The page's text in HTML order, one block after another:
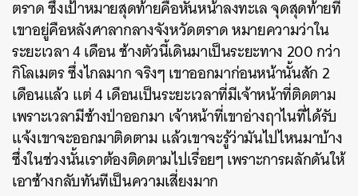
ตราด ซึ่งเป้าหมายสุดท้ายคือหันหน้าลงทะเล จุดสุดท้ายที่
เขาอยู่คือหลังศาลากลางจังหวัดตราด หมายความว่าใน
ระยะเวลา 4 เดือน ช้างตัวนี้เดินมาเป็นระยะทาง 200 กว่า
กิโลเมตร ซึ่งไกลมากจริงๆ เขาออกมาก่อนหน้านั้นสัก 2
เดือนแล้ว แต่ 4 เดือนเป็นระยะเวลาที่มีเจ้าหน้าที่ติดตาม
เพราะเวลามีช้างป่าออกมา เจ้าหน้าที่เขาอ่างฤาไนที่ได้รับ
แจ้งเขาจะออกมาติดตาม แล้วเขาจะรู้ว่ามันไปไหนมาบ้าง
ซึ่งในช่วงนั้นเราต้องติดตามไปเรื่อยๆ เพราะการผลักดันให้
เอาช้างกลับทันทีเป็นความเสี่ยงมาก